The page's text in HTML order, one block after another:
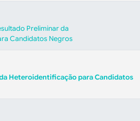
Preliminar da
Candidatos Negros
Heteroidentificação para Candidatos